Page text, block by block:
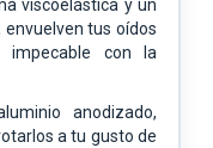
viscoelástica y un
tus oídos
impecable con la
anodizado,
a tu gusto de